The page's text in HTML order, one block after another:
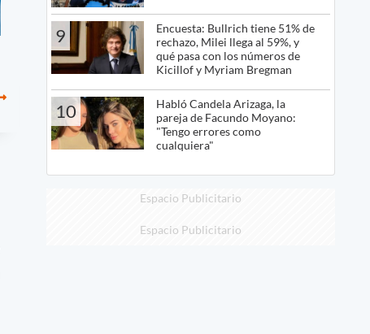
9
Encuesta: Bullrich tiene 51% de
rechazo, Milei llega al 59%, y
qué pasa con los números de
Kicillof y Myriam Bregman
10
Habló Candela Arizaga, la
pareja de Facundo Moyano:
"Tengo errores como
cualquiera"
Espacio Publicitario
Espacio Publicitario